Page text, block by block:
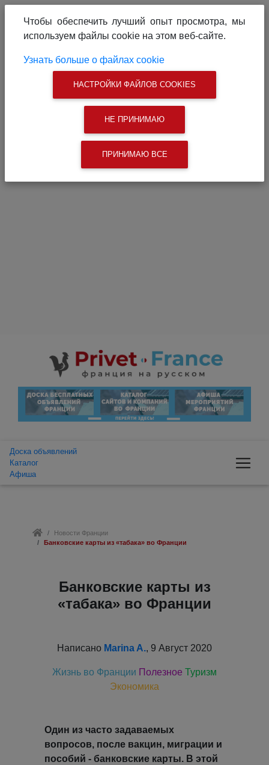
Связаться с нами
Поиск
Доска объявлений
Каталог
Афиша
Новости Франции
Банковские карты из «табака» во Франции
Банковские карты из
«табака» во Франции
Написано Marina A., 9 Август 2020
Жизнь во Франции Полезное Туризм
Экономика
Один из часто задаваемых
вопросов, после вакцин, миграции и
пособий - банковские карты. В этой
Чтобы обеспечить лучший опыт просмотра, мы
используем файлы cookie на этом веб-сайте.
Узнать больше о файлах cookie